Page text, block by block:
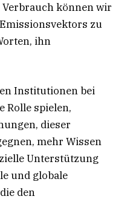
können wir
zu
ihn
Institutionen bei
Rolle spielen,
dieser
mehr Wissen
Unterstützung
und globale
den